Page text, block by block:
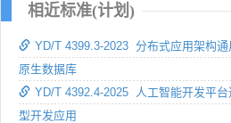
相近标准(计划)
YD/T 4399.3-2023 分布式应用架构
原生数据库
YD/T 4392.4-2025 人工智能开发平
型开发应用